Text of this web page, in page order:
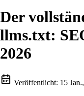
Der
llms.txt:
2026
Veröffentlicht: 15